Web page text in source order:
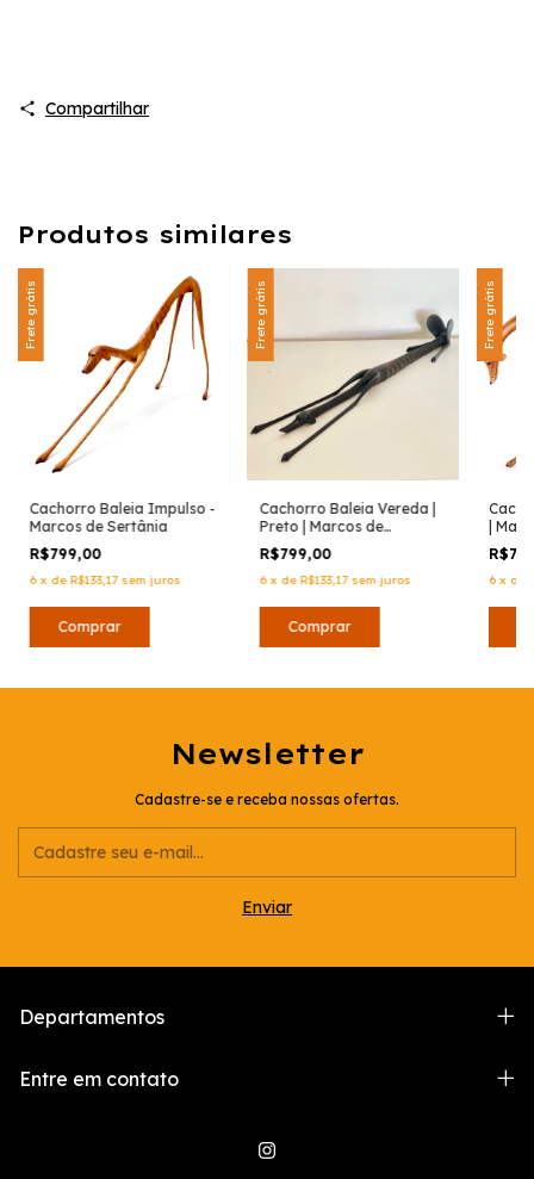
Compartilhar
Produtos similares
Frete grátis
Cachorro Baleia Impulso -
Marcos de Sertânia
R$799,00
6 x de R$133,17 sem juros
Frete grátis
Cachorro Baleia Vereda |
Preto | Marcos de
Sertânia
R$799,00
6 x de R$133,17 sem juros
Frete grátis
|
6 x de
Newsletter
Cadastre-se e receba nossas ofertas.
Departamentos
Entre em contato